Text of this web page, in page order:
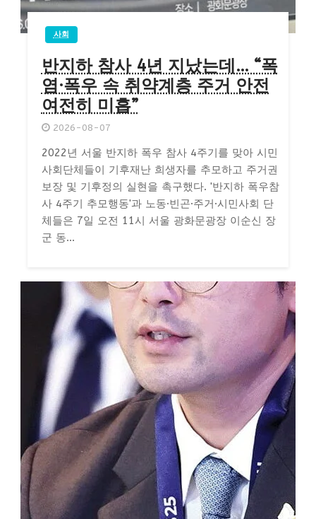
사회
반지하 참사 4년 지났는데… “폭
염·폭우 속 취약계층 주거 안전
여전히 미흡”
2026-08-07
2022년 서울 반지하 폭우 참사 4주기를 맞아 시민
사회단체들이 기후재난 희생자를 추모하고 주거권
보장 및 기후정의 실현을 촉구했다. '반지하 폭우참
사 4주기 추모행동'과 노동·빈곤·주거·시민사회 단
체들은 7일 오전 11시 서울 광화문광장 이순신 장
군 동...